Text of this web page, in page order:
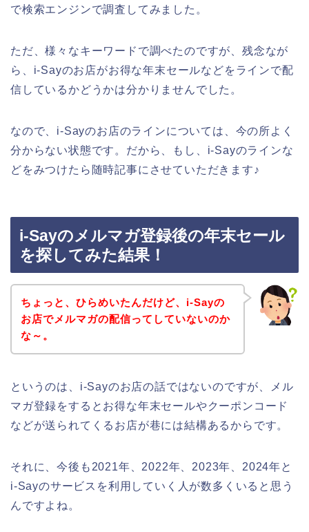
で検索エンジンで調査してみました。
ただ、様々なキーワードで調べたのですが、残念なが
ら、i-Sayのお店がお得な年末セールなどをラインで配
信しているかどうかは分かりませんでした。
なので、i-Sayのお店のラインについては、今の所よく
分からない状態です。だから、もし、i-Sayのラインな
どをみつけたら随時記事にさせていただきます♪
i-Sayのメルマガ登録後の年末セール
を探してみた結果！
ちょっと、ひらめいたんだけど、i-Sayの
お店でメルマガの配信ってしていないのか
な～。
というのは、i-Sayのお店の話ではないのですが、メル
マガ登録をするとお得な年末セールやクーポンコード
などが送られてくるお店が巷には結構あるからです。
それに、今後も2021年、2022年、2023年、2024年と
i-Sayのサービスを利用していく人が数多くいると思う
んですよね。